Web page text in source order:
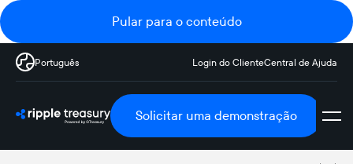
Pular para o conteúdo
Português Login do ClienteCentral de Ajuda
Solicitar uma demonstração